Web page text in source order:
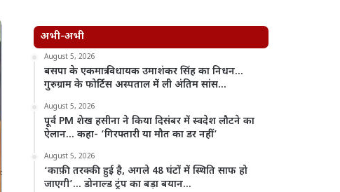
अभी-अभी
August 5, 2026
बसपा के एकमात्र विधायक उमाशंकर सिंह का निधन…
गुरुग्राम के फोर्टिस अस्पताल में ली अंतिम सांस…
August 5, 2026
पूर्व PM शेख हसीना ने किया दिसंबर में स्वदेश लौटने का
ऐलान… कहा- ‘गिरफ्तारी या मौत का डर नहीं’
August 5, 2026
‘काफ़ी तरक्की हुई है, अगले 48 घंटों में स्थिति साफ हो
जाएगी’… डोनाल्ड ट्रंप का बड़ा बयान…